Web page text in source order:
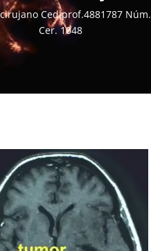
Ced.prof.4881787 Núm.
Cer. 1048